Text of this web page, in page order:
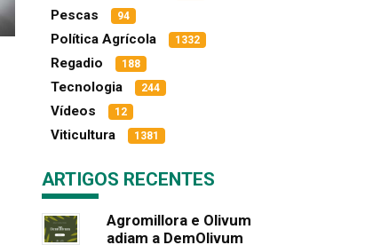
Pescas 94
Política Agrícola 1332
Regadio 188
Tecnologia 244
Vídeos 12
Viticultura 1381
ARTIGOS RECENTES
Agromillora e Olivum
adiam a DemOlivum